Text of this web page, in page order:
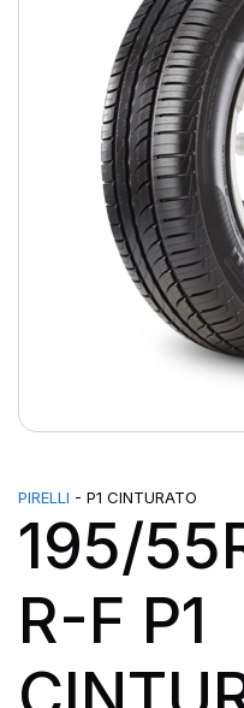
PIRELLI - P1 CINTURATO
195/
R-F P1